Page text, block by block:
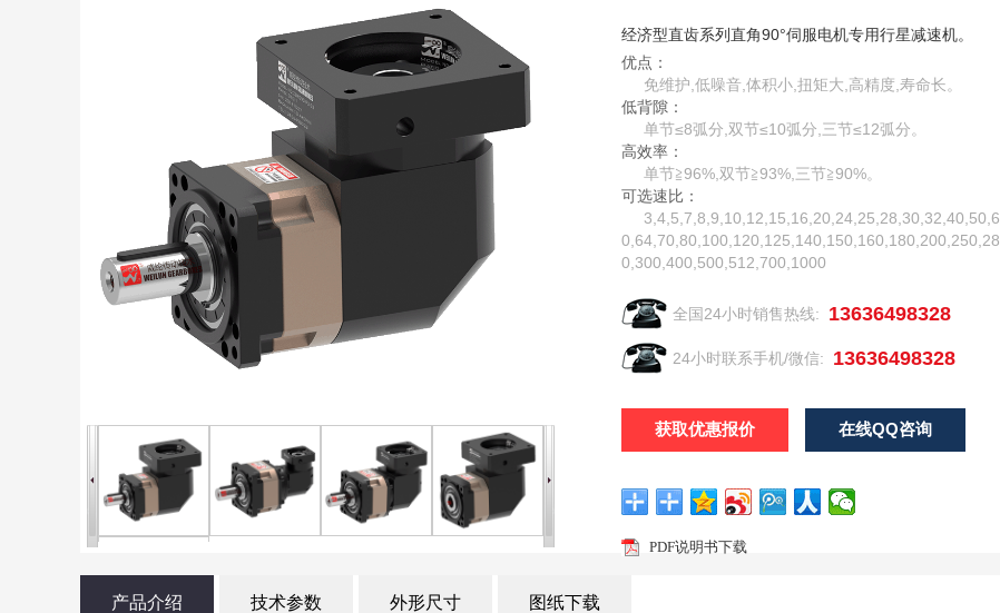
经济型直齿系列直角90°伺服电机专用行星减速机。
优点：
免维护,低噪音,体积小,扭矩大,高精度,寿命长。
低背隙：
单节≤8弧分,双节≤10弧分,三节≤12弧分。
高效率：
单节≧96%,双节≧93%,三节≧90%。
可选速比：
3,4,5,7,8,9,10,12,15,16,20,24,25,28,30,32,40,50,6
0,64,70,80,100,120,125,140,150,160,180,200,250,28
0,300,400,500,512,700,1000
全国24小时销售热线: 13636498328
24小时联系手机/微信:
13636498328
13636498328
获取优惠报价 在线QQ咨询
PDF说明书下载
产品介绍 技术参数 外形尺寸 图纸下载